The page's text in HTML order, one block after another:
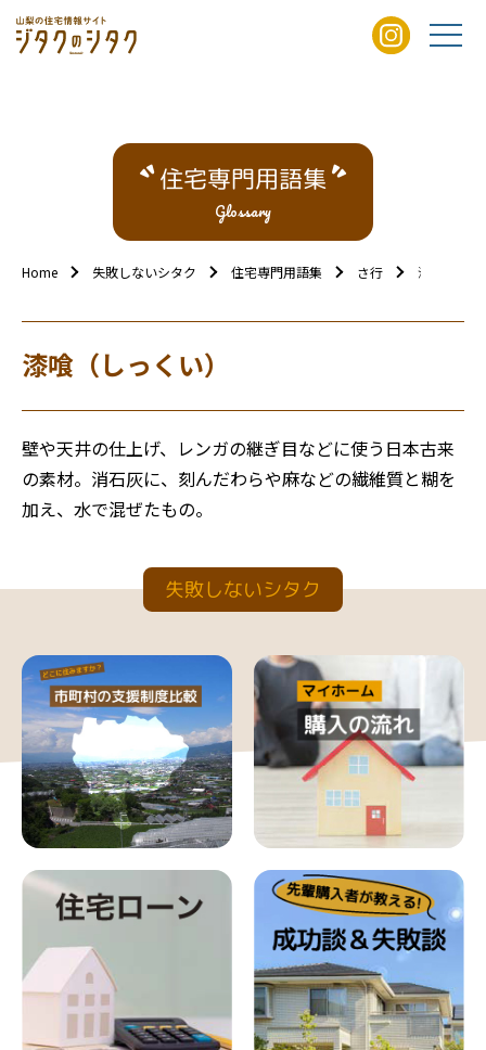
住宅専門用語集
Glossary
Home 失敗しないシタク 住宅専門用語集 さ行 漆喰（し
漆喰（しっくい）
壁や天井の仕上げ、レンガの継ぎ目などに使う日本古来
の素材。消石灰に、刻んだわらや麻などの繊維質と糊を
加え、水で混ぜたもの。
失敗しないシタク